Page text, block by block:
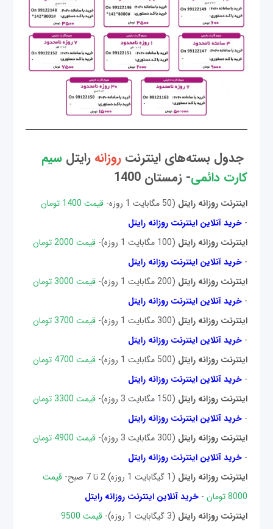
جدول بسته‌های اینترنتروزانه رایتلسیم
کارت دائمی- زمستان 1400
اینترنت روزانه رایتل (50 مگابایت 1 روزه-
قیمت 1400 تومان
- خرید آنلاین اینترنت روزانه رایتل
اینترنت روزانه رایتل (100 مگابایت 1 روزه)-
قیمت 2000 تومان
- خرید آنلاین اینترنت روزانه رایتل
اینترنت روزانه رایتل (200 مگابایت 1 روزه)-
قیمت 3000 تومان
- خرید آنلاین اینترنت روزانه رایتل
اینترنت روزانه رایتل (300 مگابایت 1 روزه)-
قیمت 3700 تومان
- خرید آنلاین اینترنت روزانه رایتل
اینترنت روزانه رایتل (500 مگابایت 1 روزه)-
قیمت 4700 تومان
-خرید آنلاین اینترنت روزانه رایتل
اینترنت روزانه رایتل (150 مگابایت 3 روزه)-
قیمت 3300 تومان
-خرید آنلاین اینترنت روزانه رایتل
اینترنت روزانه رایتل (300 مگابایت 3 روزه)-
قیمت 4900 تومان
- خرید آنلاین اینترنت روزانه رایتل
اینترنت روزانه رایتل (1 گیگابایت 1 روزه) 2 تا 7 صبح-
قیمت
8000 تومان
-خرید آنلاین اینترنت روزانه رایتل
اینترنت روزانه رایتل (3 گیگابایت 1 روزه)-
قیمت 9500